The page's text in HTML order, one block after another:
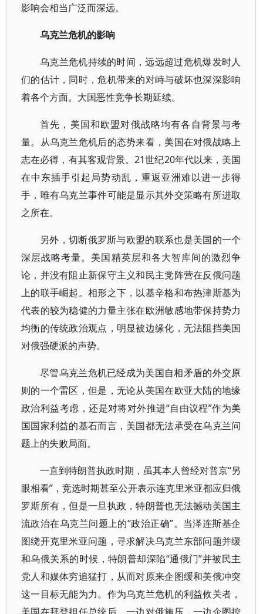
影响会相当广泛而深远。
乌克兰危机的影响
乌克兰危机持续的时间，远远超过危机爆发时人
们的估计，同时，危机带来的对峙与破坏也深深影响
着各个方面。大国恶性竞争长期延续。
首先，美国和欧盟对俄战略均有各自背景与考
量。从乌克兰危机后的态势来看，美国在对俄战略上
志在必得，有其客观背景。21世纪20年代以来，美国
在中东插手引起局势动乱，重返亚洲难以进一步得
手，唯有乌克兰事件可能是显示其外交策略有所进取
之所在。
另外，切断俄罗斯与欧盟的联系也是美国的一个
深层战略考量。美国精英层和各大智库间的激烈争
论，并没有阻止新保守主义和民主党阵营在反俄问题
上的联手崛起。相形之下，以基辛格和布热津斯基为
代表的较为稳健的力量主张在欧洲敏感地带保持势力
均衡的传统政治观点，明显被边缘化，无法阻挡美国
对俄强硬派的声势。
尽管乌克兰危机已经成为美国自相矛盾的外交原
则的一个雷区，但是，无论从美国在欧亚大陆的地缘
政治利益考虑，还是对将对外推进“自由议程”作为美
国国家利益的基石而言，美国都无法承受在乌克兰问
题上的失败局面。
一直到特朗普执政时期，虽其本人曾经对普京“另
眼相看”，竞选时期甚至公开表示连克里米亚都应归俄
罗斯所有，但是一旦执政，特朗普也无法撼动美国主
流政治在乌克兰问题上的“政治正确”。当泽连斯基企
图绕开克里米亚问题，寻求解决乌克兰东部问题并缓
和乌俄关系的时候，特朗普却深陷“通俄门”并被民主
党人和媒体穷追猛打，从而对原来企图缓和美俄冲突
这一目标无能为力。作为乌克兰危机的利益攸关者，